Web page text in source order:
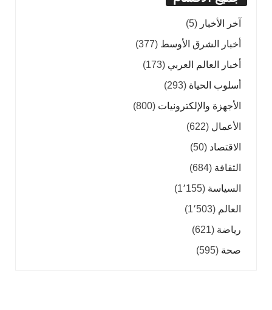
آخر الأخبار (5)
أخبار الشرق الأوسط (377)
أخبار العالم العربي (173)
أسلوب الحياة (293)
الأجهزة والإلكترونيات (800)
الأعمال (622)
الاقتصاد (50)
الثقافة (684)
السياسة (1٬155)
العالم (1٬503)
رياضة (621)
صحة (595)